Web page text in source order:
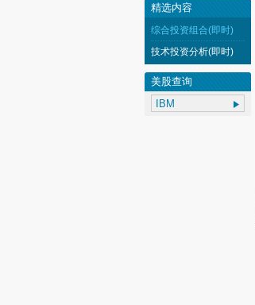
精选内容
综合投资组合(即时)
技术投资分析(即时)
美股查询